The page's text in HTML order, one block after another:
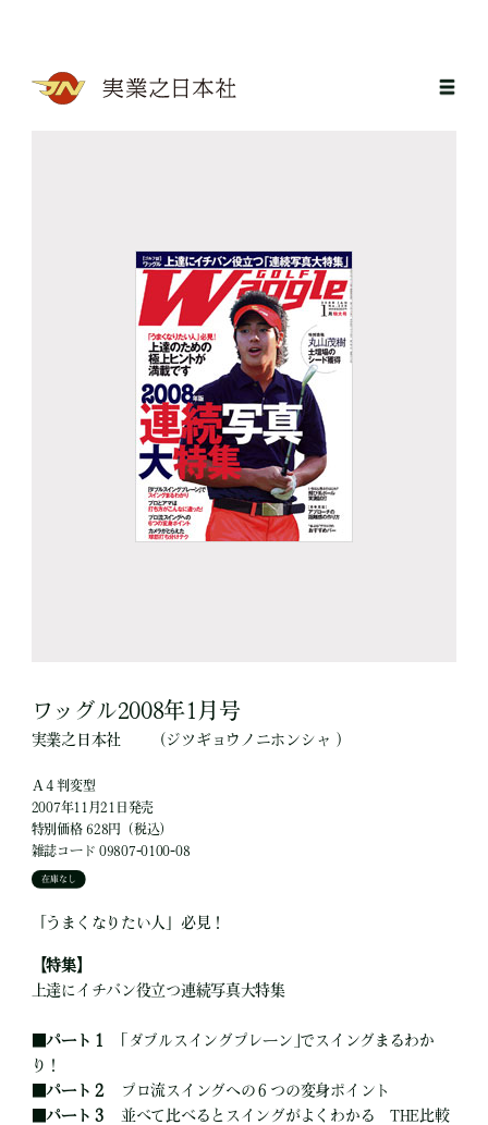
ワッグル2008年1月号
実業之日本社 （ジツギョウノニホンシャ ）
Ａ４判変型
2007年11月21日発売
特別価格 628円（税込）
雑誌コード 09807-0100-08
在庫なし
「うまくなりたい人」必見！
【特集】
上達にイチバン役立つ連続写真大特集
■パート１
｢ダブルスイングプレーン｣でスイングまるわか
り！
■パート２ プロ流スイングへの６つの変身ポイント
■パート３
並べて比べるとスイングがよくわかる THE比較